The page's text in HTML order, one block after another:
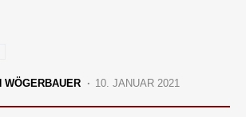
WÖGERBAUER 10. JANUAR 2021